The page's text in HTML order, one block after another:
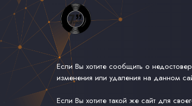
Если Вы хотите сообщить о
изменения или удаления на данном
Если Вы хотите такой же сайт для